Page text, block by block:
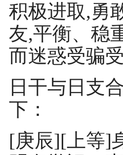
积极进取,勇
友,平衡、稳
而迷惑受骗受
日干与日支
下：
[庚辰][上等]